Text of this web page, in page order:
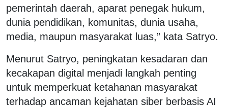
pemerintah daerah, aparat penegak hukum,
dunia pendidikan, komunitas, dunia usaha,
media, maupun masyarakat luas,” kata Satryo.
Menurut Satryo, peningkatan kesadaran dan
kecakapan digital menjadi langkah penting
untuk memperkuat ketahanan masyarakat
terhadap ancaman kejahatan siber berbasis AI